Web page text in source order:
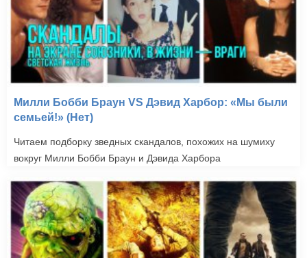
Милли Бобби Браун VS Дэвид Харбор: «Мы были
семьей!» (Нет)
Читаем подборку зведных скандалов, похожих на шумиху
вокруг Милли Бобби Браун и Дэвида Харбора